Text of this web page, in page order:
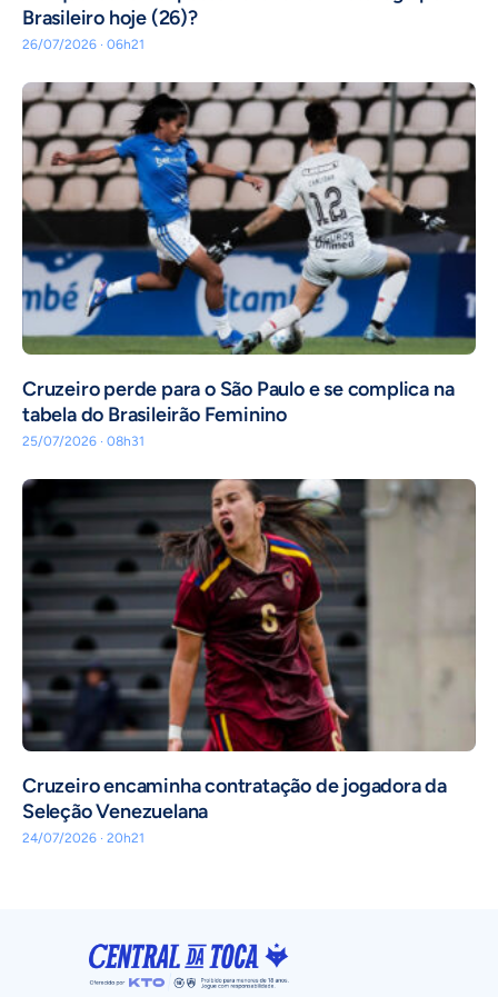
Brasileiro hoje (26)?
26/07/2026 · 06h21
Cruzeiro perde para o São Paulo e se complica na
tabela do Brasileirão Feminino
25/07/2026 · 08h31
Cruzeiro encaminha contratação de jogadora da
Seleção Venezuelana
24/07/2026 · 20h21